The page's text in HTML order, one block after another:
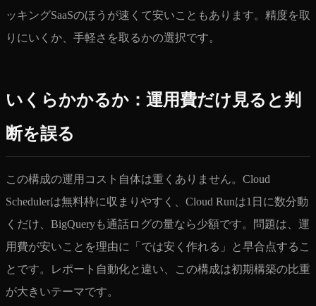
ッキングSaaSのほうが速くて安いこともあります。精度を取
りにいくか、手軽さを取るかの選択です。
いくらかかるか：運用費だけ見ると判
断を誤る
この構成の運用コスト自体は重くありません。Cloud
Schedulerは無料枠に収まりやすく、Cloud Runは1日に数分動
くだけ、BigQueryも通話ログの量なら少額です。問題は、運
用費が安いことを理由に「では安く作れる」と早合点するこ
とです。レポート自動化と違い、この構成は初期構築の比重
が大きいテーマです。